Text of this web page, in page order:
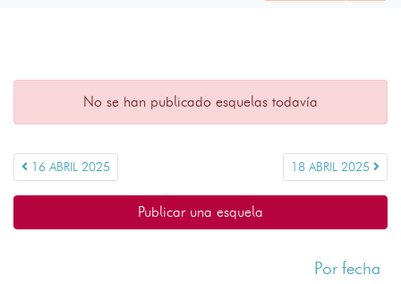
No se han publicado esquelas todavía
16 ABRIL 2025 18 ABRIL 2025
Publicar una esquela
Por fecha